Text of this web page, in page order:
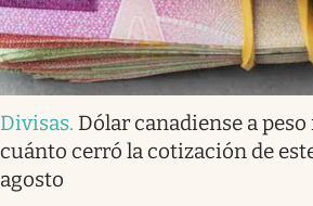
Divisas. Dólar canadiense a
cuánto cerró la cotización de
agosto